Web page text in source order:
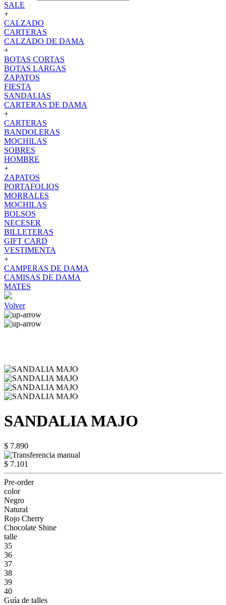
SALE
+
CALZADO
CARTERAS
CALZADO DE DAMA
+
BOTAS CORTAS
BOTAS LARGAS
ZAPATOS
FIESTA
SANDALIAS
CARTERAS DE DAMA
+
CARTERAS
BANDOLERAS
MOCHILAS
SOBRES
HOMBRE
+
ZAPATOS
PORTAFOLIOS
MORRALES
MOCHILAS
BOLSOS
NECESER
BILLETERAS
GIFT CARD
VESTIMENTA
+
CAMPERAS DE DAMA
CAMISAS DE DAMA
MATES
Volver
SANDALIA MAJO
$ 7.890
$ 7.101
Pre-order
color
Negro
Natural
Rojo Cherry
Chocolate Shine
talle
35
36
37
38
39
40
Guía de talles